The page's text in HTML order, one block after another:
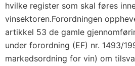
hvilke register som skal føres
vinsektoren.Forordningen
artikkel 53 de gamle
under forordning (EF) nr. 1493/
markedsordning for vin) om